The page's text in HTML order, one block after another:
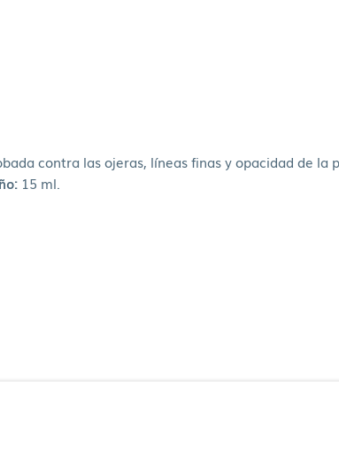
contra las ojeras, líneas finas y opacidad de la
15 ml.